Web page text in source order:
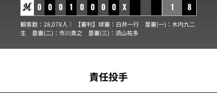
0 0 0 1 0 0 0 0 X
1
8
観客数：28,078人｜ 【審判】球審： 白井一行 塁審(一)： 木内九二
生 塁審(二)： 市川貴之 塁審(三)： 須山祐多
責任投手